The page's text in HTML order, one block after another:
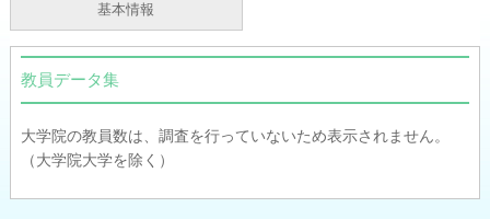
基本情報
教員データ集
大学院の教員数は、調査を行っていないため表示されません。
（大学院大学を除く）